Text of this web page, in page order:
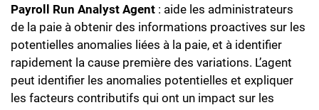
Payroll Run Analyst Agent : aide les administrateurs
de la paie à obtenir des informations proactives sur les
potentielles anomalies liées à la paie, et à identifier
rapidement la cause première des variations. L’agent
peut identifier les anomalies potentielles et expliquer
les facteurs contributifs qui ont un impact sur les